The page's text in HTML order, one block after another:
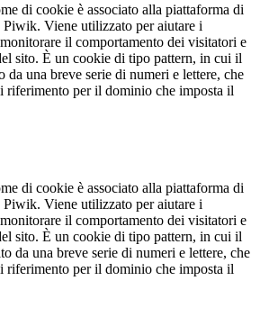
di cookie è associato alla piattaforma di
Piwik. Viene utilizzato per aiutare i
il comportamento dei visitatori e
sito. È un cookie di tipo pattern, in cui il
da una breve serie di numeri e lettere, che
riferimento per il dominio che imposta il
di cookie è associato alla piattaforma di
Piwik. Viene utilizzato per aiutare i
il comportamento dei visitatori e
sito. È un cookie di tipo pattern, in cui il
da una breve serie di numeri e lettere, che
riferimento per il dominio che imposta il